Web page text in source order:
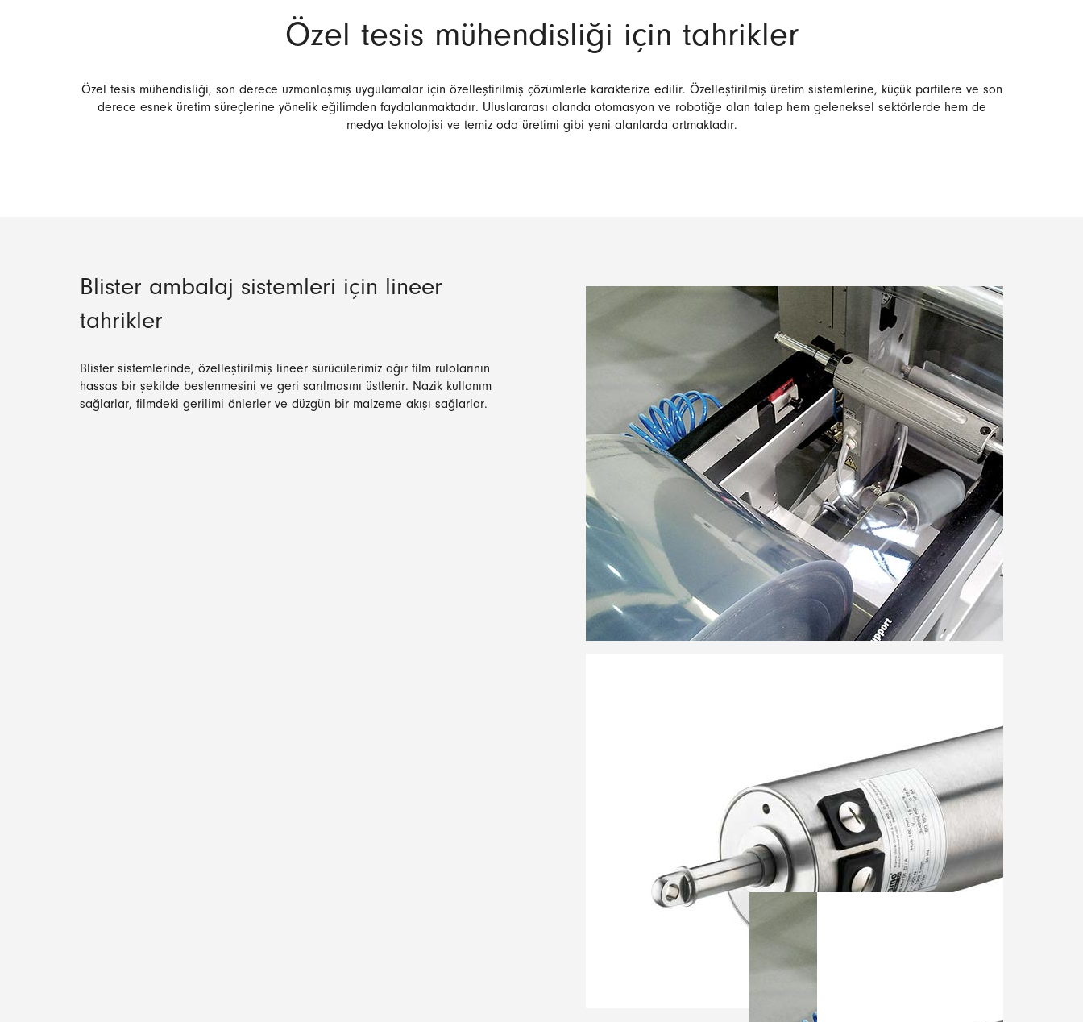
Özel tesis mühendisliği için tahrikler
Özel tesis mühendisliği, son derece uzmanlaşmış uygulamalar için özelleştirilmiş çözümlerle karakterize edilir. Özelleştirilmiş üretim sistemlerine, küçük partilere ve son
derece esnek üretim süreçlerine yönelik eğilimden faydalanmaktadır. Uluslararası alanda otomasyon ve robotiğe olan talep hem geleneksel sektörlerde hem de
medya teknolojisi ve temiz oda üretimi gibi yeni alanlarda artmaktadır.
Blister ambalaj sistemleri için lineer
tahrikler
Blister sistemlerinde, özelleştirilmiş lineer sürücülerimiz ağır film rulolarının
hassas bir şekilde beslenmesini ve geri sarılmasını üstlenir. Nazik kullanım
sağlarlar, filmdeki gerilimi önlerler ve düzgün bir malzeme akışı sağlarlar.